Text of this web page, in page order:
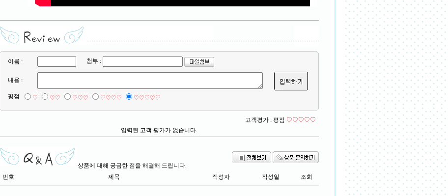
이름 : 첨부 :
내용 :
평점 ♡ ♡♡ ♡♡♡ ♡♡♡♡ ♡♡♡♡♡
고객평가 : 평점 ♡♡♡♡♡
입력된 고객 평가가 없습니다.
상품에 대해 궁금한 점을 해결해 드립니다.
번호
제목 작성자 작성일 조회